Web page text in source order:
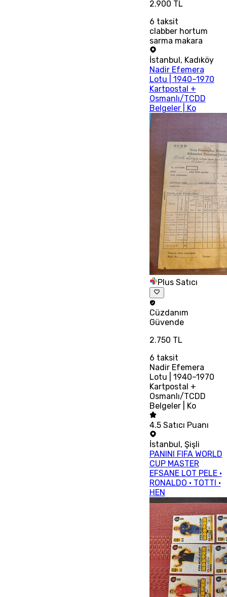
2.900 TL
6 taksit
clabber hortum
sarma makara
İstanbul, Kadıköy
Nadir Efemera
Lotu | 1940–1970
Kartpostal +
Osmanlı/TCDD
Belgeler | Ko
Plus Satıcı
Cüzdanım
Güvende
2.750 TL
6 taksit
Nadir Efemera
Lotu | 1940–1970
Kartpostal +
Osmanlı/TCDD
Belgeler | Ko
4.5 Satıcı Puanı
İstanbul , Şişli
PANINI FIFA WORLD
CUP MASTER
EFSANE LOT PELE •
RONALDO • TOTTI •
HEN